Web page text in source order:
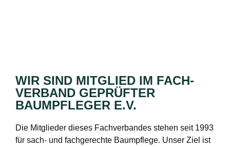
WIR SIND MITGLIED IM FACH­
VERBAND GEPRÜFTER
BAUMPFLEGER E.V.
Die Mitglieder dieses Fachverbandes stehen seit 1993
für sach- und fachgerechte Baumpflege. Unser Ziel ist